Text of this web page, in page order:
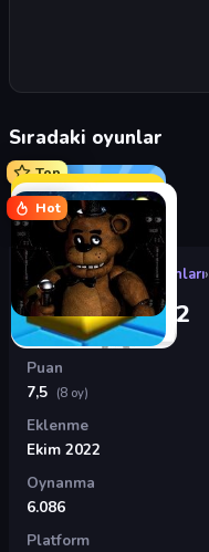
Sıradaki oyunlar
Top
Hot
Oyunlar›Aksiyon Oyunları›
Evrim Savaşı 2
Puan
7,5 (8 oy)
Eklenme
Ekim 2022
Oynanma
6.086
Platform